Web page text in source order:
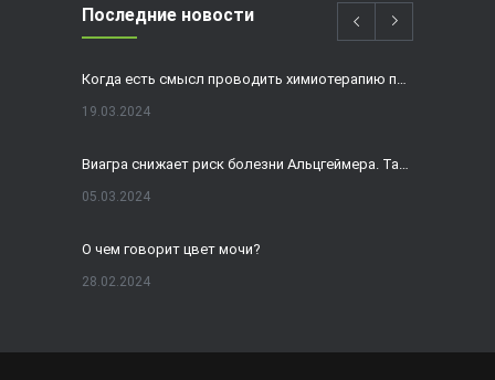
Последние новости
19.03.2024
05.03.2024
О чем говорит цвет мочи?
28.02.2024